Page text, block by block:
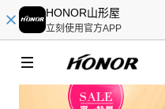
HONOR山形屋
立刻使用官方APP